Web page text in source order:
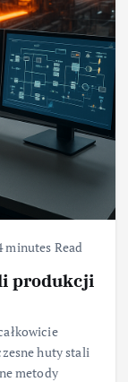
minutes Read
produkcji
huty stali
metody